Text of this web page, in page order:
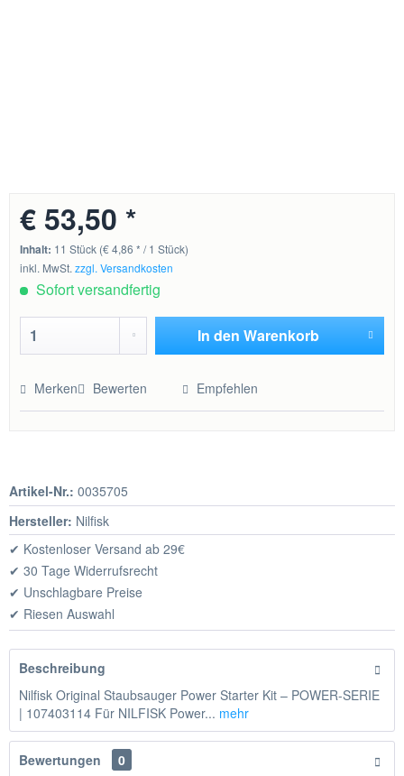
€ 53,50 *
Inhalt: 11 Stück (€ 4,86 * / 1 Stück)
inkl. MwSt.zzgl. Versandkosten
Sofort versandfertig
In den Warenkorb
Merken Bewerten Empfehlen
Artikel-Nr.: 0035705
Hersteller: Nilfisk
✔ Kostenloser Versand ab 29€
✔ 30 Tage Widerrufsrecht
✔ Unschlagbare Preise
✔ Riesen Auswahl
Beschreibung
Nilfisk Original Staubsauger Power Starter Kit – POWER-SERIE
| 107403114 Für NILFISK Power... mehr
Bewertungen
0